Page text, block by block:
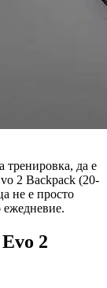
тренировка, да е
2 Backpack (20-
не е просто
ежедневие.
2